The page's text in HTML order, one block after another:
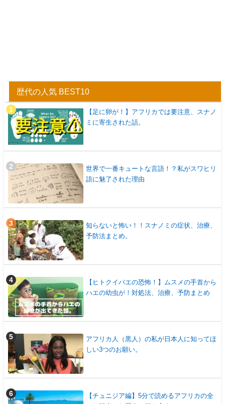
歴代の人気 BEST10
【足に卵が！】アフリカでは要注意、スナノ
ミに寄生された話。
世界で一番キュートな言語！？私がスワヒリ
語に魅了された理由
知らないと怖い！！スナノミの症状、治療、
予防法まとめ。
【ヒトクイバエの恐怖！】ムスメの手首から
ハエの幼虫が！対処法、治療、予防まとめ
アフリカ人（黒人）の私が日本人に知ってほ
しい3つのお願い。
【チュニジア編】5分で読めるアフリカの全